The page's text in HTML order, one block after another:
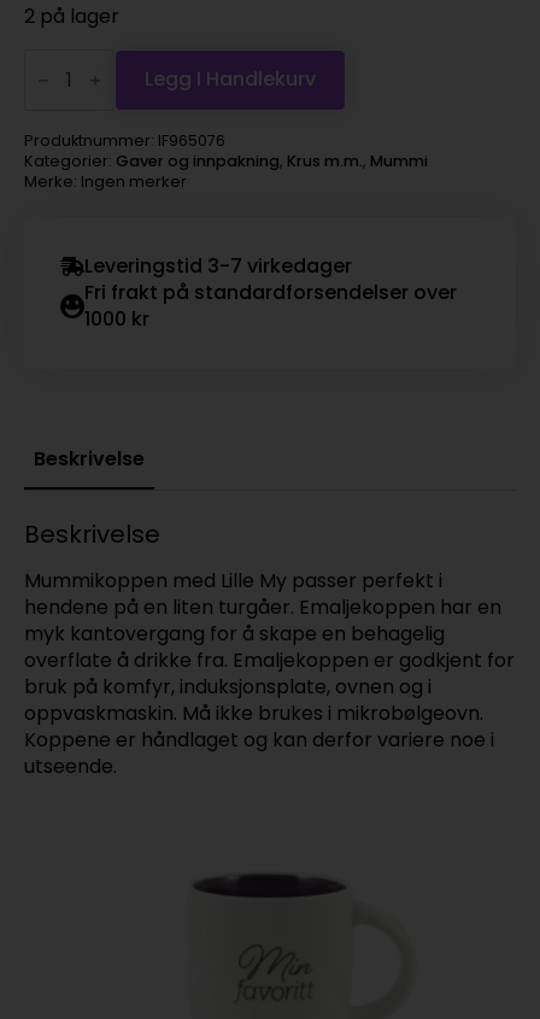
2 på lager
Mummikopp
Emalje
2,5dl
Lille
My,
gul
antall
Legg I Handlekurv
Produktnummer: IF965076
Kategorier: Gaver og innpakning, Krus m.m., Mummi
Merke: Ingen merker
Leveringstid 3-7 virkedager
Fri frakt på standardforsendelser over
1000 kr
Beskrivelse
Beskrivelse
Mummikoppen med Lille My passer perfekt i
hendene på en liten turgåer. Emaljekoppen har en
myk kantovergang for å skape en behagelig
overflate å drikke fra. Emaljekoppen er godkjent for
bruk på komfyr, induksjonsplate, ovnen og i
oppvaskmaskin. Må ikke brukes i mikrobølgeovn.
Koppene er håndlaget og kan derfor variere noe i
utseende.